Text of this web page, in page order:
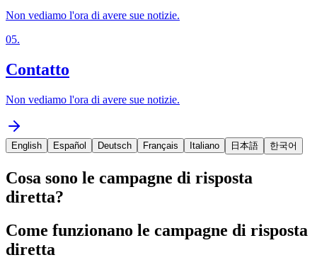
Non vediamo l'ora di avere sue notizie.
05.
Contatto
Non vediamo l'ora di avere sue notizie.
English Español Deutsch Français Italiano 日本語 한국어
Cosa sono le campagne di risposta
diretta?
Come funzionano le campagne di risposta
diretta